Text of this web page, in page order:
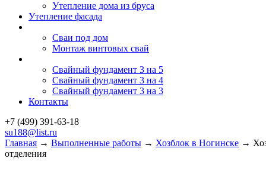
Утепление дома из бруса
Утепление фасада
Сваи под дом
Монтаж винтовых свай
Свайный фундамент 3 на 5
Свайный фундамент 3 на 4
Свайный фундамент 3 на 3
Контакты
+7 (499) 391-63-18
su188@list.ru
Главная → Выполненные работы → Хозблок в Ногинске →
отделения